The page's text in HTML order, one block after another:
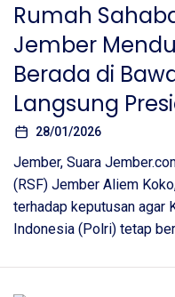
Rumah
Jember
Berada di
Langsung
28/01/2026
Jember, Suara
(RSF) Jember Aliem
terhadap keputusan agar
Indonesia (Polri) tetap